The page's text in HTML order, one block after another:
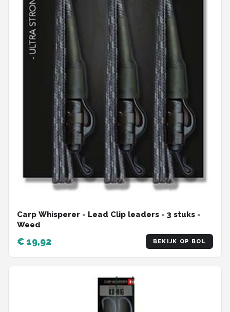
Carp Whisperer - Lead Clip leaders - 3 stuks -
Weed
€ 19,92 BEKIJK OP BOL